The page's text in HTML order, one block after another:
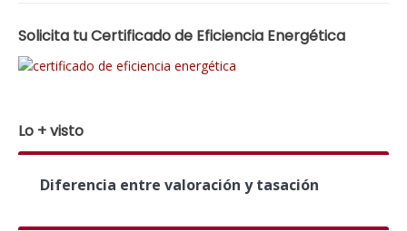
Solicita tu Certificado de Eficiencia Energética
Lo + visto
Diferencia entre valoración y tasación